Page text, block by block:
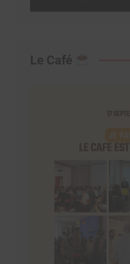
Le Café